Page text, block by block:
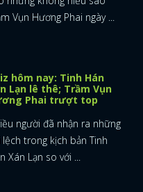
Vụn Hương Phai ngày ...
hôm nay: Tinh Hán
Lạn lê thê; Trầm Vụn
Phai trượt top
người đã nhận ra những
lệch trong kịch bản Tinh
Xán Lạn so với ...